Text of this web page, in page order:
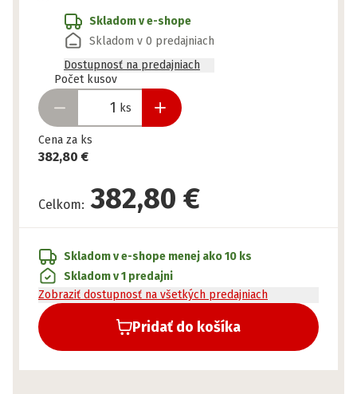
Skladom v e-shope
Skladom v 0 predajniach
Dostupnosť na predajniach
Počet kusov
ks
Pripravené
Cena za ks
382,80 €
Celkom: 382,80 €
Pridať do košíka
Skladom v e-shope menej ako 10 ks
Skladom v 1 predajni
Zobraziť dostupnosť na všetkých predajniach